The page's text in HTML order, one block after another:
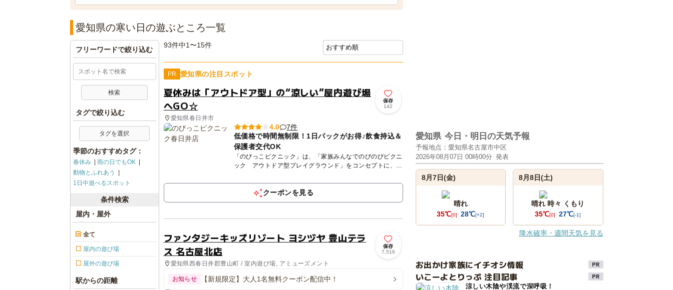
愛知県の寒い日の遊ぶところ一覧
93件中1〜15件
PR 愛知県の注目スポット
夏休みは「アウトドア型」の“涼しい”屋内遊び場
へGO☆
愛知県春日井市
保存
142
4.0
7件
低価格で時間無制限！1日パックがお得♪飲食持込＆
保護者交代OK
「のびっこピクニック」は、「家族みんなでのびのびピクニ
ック アウトドア型プレイグラウンド」をコンセプトに、広
広げ、まるで...
クーポンを見る
ファンタジーキッズリゾート ヨシヅヤ 豊山テラ
ス 名古屋北店
愛知県西春日井郡豊山町 / 室内遊び場, アミューズメント
保存
7,516
お知らせ 【新規限定】大人1名無料クーポン配信中！
フリーワードで絞り込む
タグで絞り込む
タグを選択
季節のおすすめタグ：
春休み
雨の日でもOK
動物とふれあう
1日中遊べるスポット
条件検索
屋内・屋外
全て
屋内の遊び場
屋外の遊び場
駅からの距離
愛知県 今日・明日の天気予報
予報地点：愛知県名古屋市中区
2026年08月07日 00時00分 発表
8月7日(金)
晴れ
35℃[0] 28℃[+2]
8月8日(土)
晴れ 時々 くもり
35℃[0] 27℃[-1]
降水確率・週間天気を見る
お出かけ家族にイチオシ情報
いこーよとりっぷ 注目記事
涼しい木陰や渓流で深呼吸！